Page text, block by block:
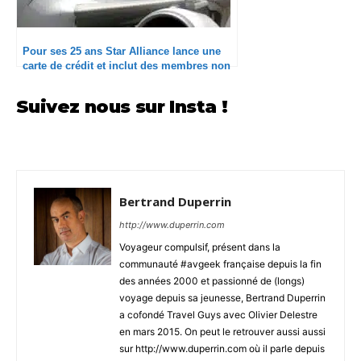
Pour ses 25 ans Star Alliance lance une
carte de crédit et inclut des membres non
Suivez nous sur Insta !
Bertrand Duperrin
http://www.duperrin.com
Voyageur compulsif, présent dans la
communauté #avgeek française depuis la fin
des années 2000 et passionné de (longs)
voyage depuis sa jeunesse, Bertrand Duperrin
a cofondé Travel Guys avec Olivier Delestre
en mars 2015. On peut le retrouver aussi aussi
sur http://www.duperrin.com où il parle depuis